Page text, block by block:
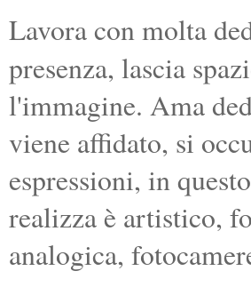
Lavora con molta
presenza, lascia
l'immagine. Ama
viene affidato, si
espressioni, in
realizza è artistico,
analogica,